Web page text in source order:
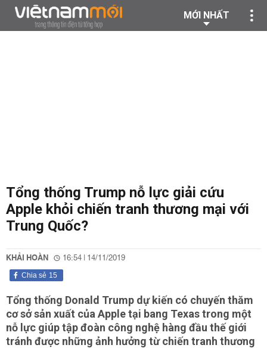
MỚI NHẤT
Tổng thống Trump nỗ lực giải cứu
Apple khỏi chiến tranh thương mại với
Trung Quốc?
KHẢI HOÀN 16:54 | 14/11/2019
15
Chia sẻ
Tổng thống Donald Trump dự kiến có chuyến thăm
cơ sở sản xuất của Apple tại bang Texas trong một
nỗ lực giúp tập đoàn công nghệ hàng đầu thế giới
tránh được những ảnh hưởng từ chiến tranh thương